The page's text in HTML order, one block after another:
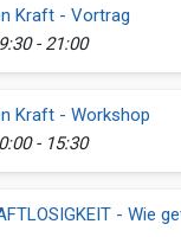
Kraft - Vortrag
- 21:00
Kraft - Workshop
- 15:30
- Wie